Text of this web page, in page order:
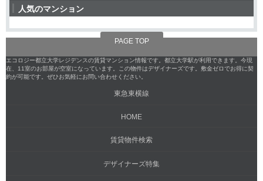
人気のマンション
PAGE TOP
エコロジー都立大学レジデンスの賃貸マンション情報です。都立大学駅が利用できます。今現
在、11室のお部屋が空室になっています。この物件はデザイナーズです。敷金ゼロでお得に契
約が可能です。ぜひお気軽にお問い合わせください。
東急東横線
HOME
賃貸物件検索
デザイナーズ特集